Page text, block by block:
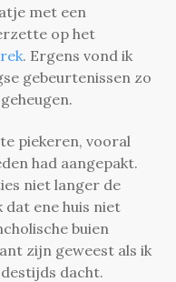
met een
op het
. Ergens vond ik
gebeurtenissen zo
piekeren, vooral
had aangepakt.
niet langer de
dat ene huis niet
buien
zijn geweest als ik
dacht.